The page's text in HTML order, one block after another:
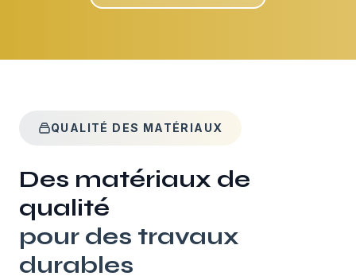
QUALITÉ DES MATÉRIAUX
Des matériaux de
qualité
pour des travaux
durables